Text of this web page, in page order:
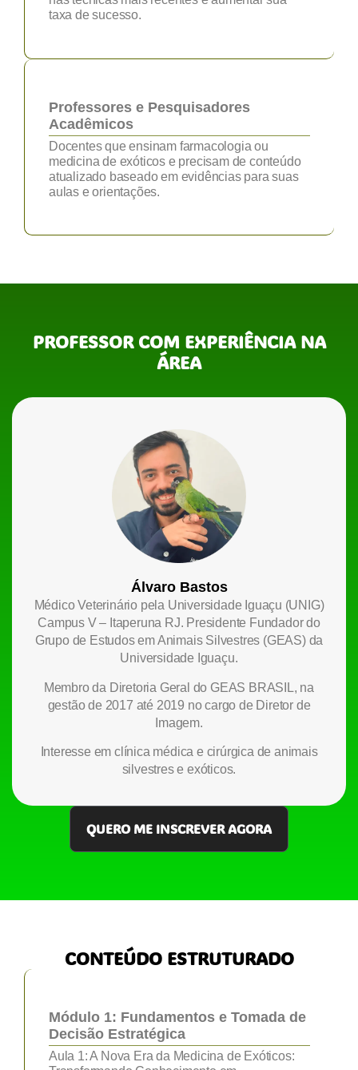
taxa de sucesso.
Professores e Pesquisadores
Acadêmicos
Docentes que ensinam farmacologia ou
medicina de exóticos e precisam de conteúdo
atualizado baseado em evidências para suas
aulas e orientações.
PROFESSOR COM EXPERIÊNCIA NA
ÁREA
Álvaro Bastos
Médico Veterinário pela Universidade Iguaçu (UNIG)
Campus V – Itaperuna RJ. Presidente Fundador do
Grupo de Estudos em Animais Silvestres (GEAS) da
Universidade Iguaçu.
Membro da Diretoria Geral do GEAS BRASIL, na
gestão de 2017 até 2019 no cargo de Diretor de
Imagem.
Interesse em clínica médica e cirúrgica de animais
silvestres e exóticos.
QUERO ME INSCREVER AGORA
CONTEÚDO ESTRUTURADO
Módulo 1: Fundamentos e Tomada de
Decisão Estratégica
Aula 1: A Nova Era da Medicina de Exóticos: